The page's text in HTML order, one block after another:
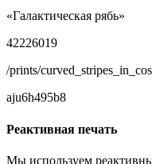
«Галактическая рябь»
42226019
/prints/
aju6h495b8
Реактивная печать
Мы используем